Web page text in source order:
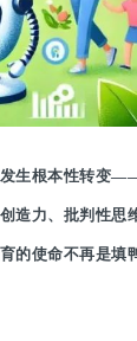
生根本性转变
造力、批判性思
的使命不再是填